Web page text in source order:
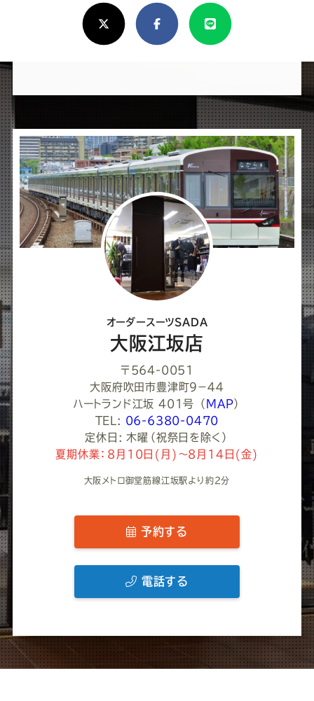
し
け
ば
シ
ェ
ア
し
て
く
だ
い
X(Twitter)FacebookLine
オーダースーツSADA
大阪江坂店
〒564-0051
大阪府吹田市豊津町９−４４
ハートランド江坂 401号
（ MAP）
TEL: 06-6380-0470
定休日: 木曜（祝祭日を除く）
夏期休業：8月10日(月)～8月14日(金)
大阪メトロ御堂筋線江坂駅より約2分
予約する
電話する